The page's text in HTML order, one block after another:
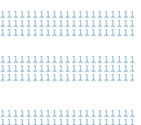
1 1 1 1 1 1 1 1 1 1 1 1 1 1 1 1 1 1 1 1 1
1 1 1 1 1 1 1 1 1 1 1 1 1 1 1 1 1 1 1 1 1
1 1 1 1 1 1 1 1 1 1 1 1 1 1 1 1 1 1 1 1 1
1 1 1 1 1 1 1 1 1 1 1 1 1 1 1 1 1 1 1 1 1
1 1 1 1 1 1 1 1 1 1 1 1 1 1 1 1 1 1 1 1 1
1 1 1 1 1 1 1 1 1 1 1 1 1 1 1 1 1 1 1 1 1
1 1 1 1 1 1 1 1 1 1 1 1 1 1 1 1 1 1 1 1 1
1 1 1 1 1 1 1 1 1 1 1 1 1 1 1 1 1 1 1 1 1